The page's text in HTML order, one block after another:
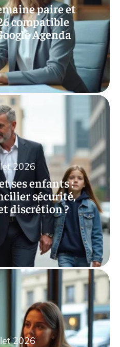
paire et
compatible
Agenda
ses enfants :
sécurité,
discrétion ?
2026
2026